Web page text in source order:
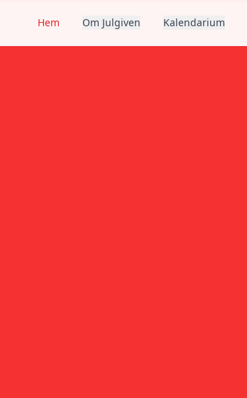
Hem Om Julgiven Kalendarium